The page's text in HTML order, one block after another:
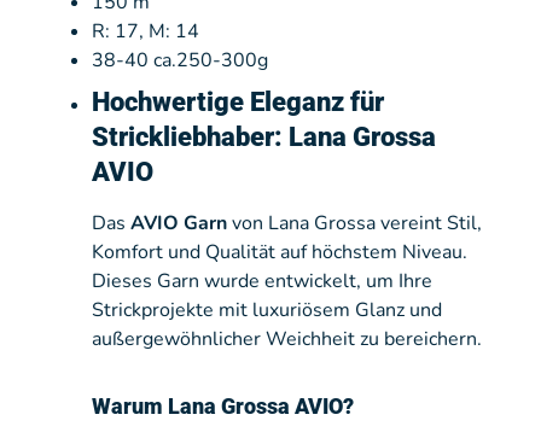
R: 17, M: 14
38-40 ca.250-300g
Hochwertige Eleganz für
Strickliebhaber: Lana Grossa
AVIO
Das AVIO Garnvon Lana Grossa vereint Stil,
Komfort und Qualität auf höchstem Niveau.
Dieses Garn wurde entwickelt, um Ihre
Strickprojekte mit luxuriösem Glanz und
außergewöhnlicher Weichheit zu bereichern.
Warum Lana Grossa AVIO?